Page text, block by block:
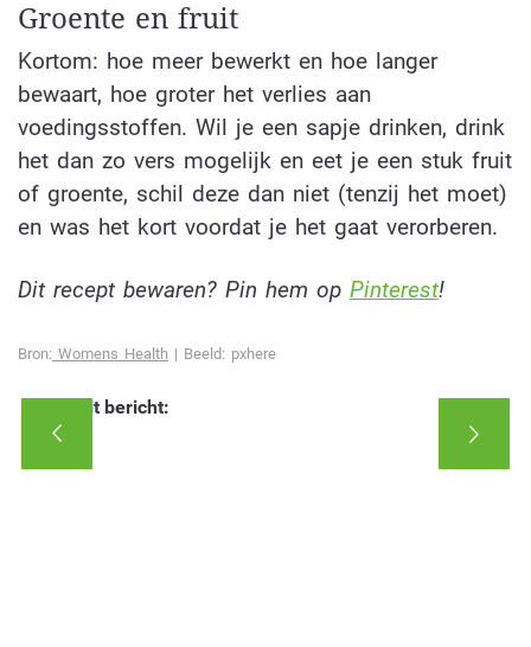
Groente en fruit
Kortom: hoe meer bewerkt en hoe langer
bewaart, hoe groter het verlies aan
voedingsstoffen. Wil je een sapje drinken, drink
het dan zo vers mogelijk en eet je een stuk fruit
of groente, schil deze dan niet (tenzij het moet)
en was het kort voordat je het gaat verorberen.
Dit recept bewaren? Pin hem op Pinterest!
Bron: Womens Health | Beeld: pxhere
Deel dit bericht: